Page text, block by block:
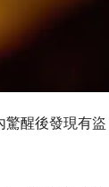
驚醒後發現有盜